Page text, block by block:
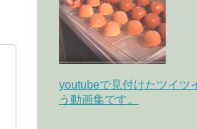
youtubeで見付けたツイツ
う動画集です。